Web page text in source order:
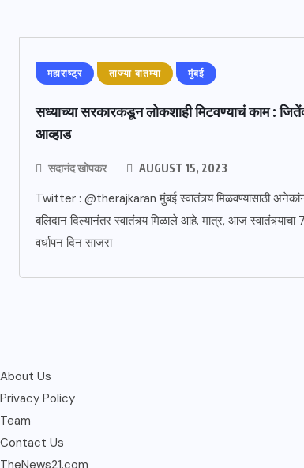
महाराष्ट्र ताज्या बातम्या मुंबई
सध्याच्या सरकारकडून लोकशाही मिटवण्याचं काम :
आव्हाड
सदानंद खोपकर AUGUST 15, 2023
Twitter : @therajkaran मुंबई स्वातंत्र्य मिळवण्यासाठी
बलिदान दिल्यानंतर स्वातंत्र्य मिळाले आहे. मात्र, आज स्वातंत्र्याचा
वर्धापन दिन साजरा
About Us
Privacy Policy
Team
Contact Us
TheNews21.com